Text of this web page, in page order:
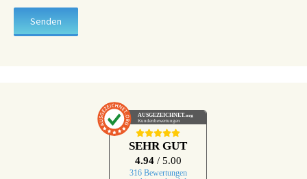
4.94/ 5.00
316 Bewertungen
von hier, golocal.de
GETReady
19.04.2026 Mehr